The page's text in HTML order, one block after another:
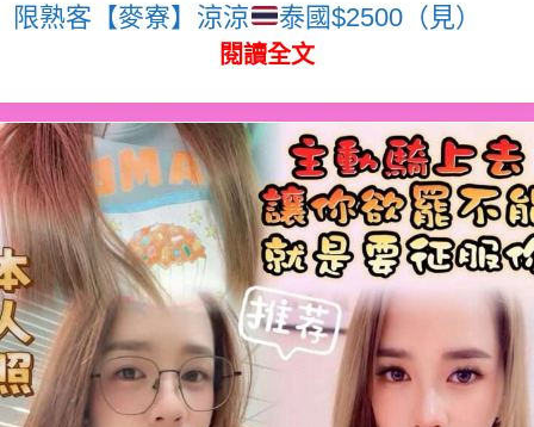
限熟客【麥寮】涼涼 泰國$2500（見）
閱讀全文